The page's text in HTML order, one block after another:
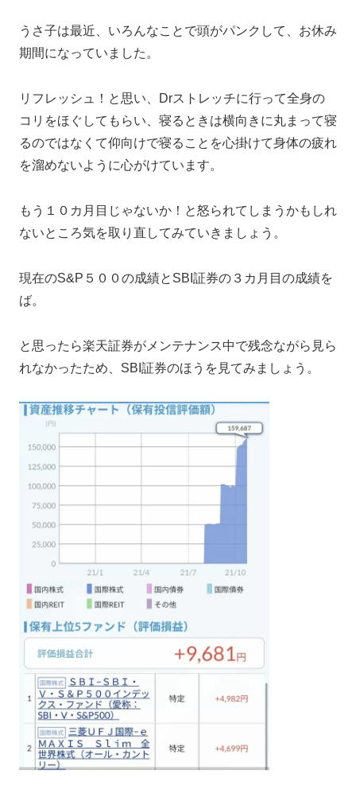
うさ子は最近、いろんなことで頭がパンクして、お休み
期間になっていました。
リフレッシュ！と思い、Drストレッチに行って全身の
コリをほぐしてもらい、寝るときは横向きに丸まって寝
るのではなくて仰向けで寝ることを心掛けて身体の疲れ
を溜めないように心がけています。
もう１０カ月目じゃないか！と怒られてしまうかもしれ
ないところ気を取り直してみていきましょう。
現在のS&P５００の成績とSBI証券の３カ月目の成績を
ば。
と思ったら楽天証券がメンテナンス中で残念ながら見ら
れなかったため、SBI証券のほうを見てみましょう。